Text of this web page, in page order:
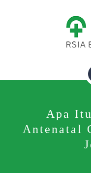
PAKET DAN LAYANAN
DOKTER
Apa
Antenatal